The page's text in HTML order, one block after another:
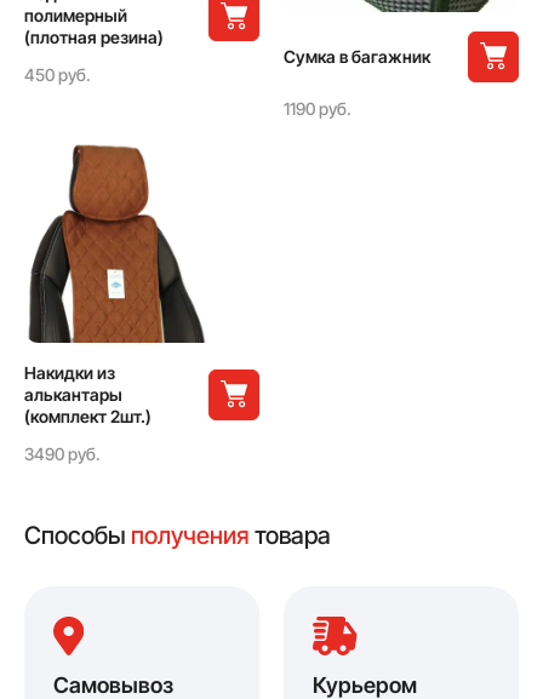
полимерный
(плотная резина)
450 руб.
Сумка в багажник
1190 руб.
Накидки из
алькантары
(комплект 2шт.)
3490 руб.
Способы получения товара
Самовывоз Курьером